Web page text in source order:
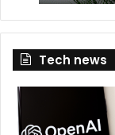
Tech news